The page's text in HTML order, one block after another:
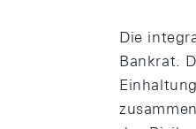
Die
Bankrat.